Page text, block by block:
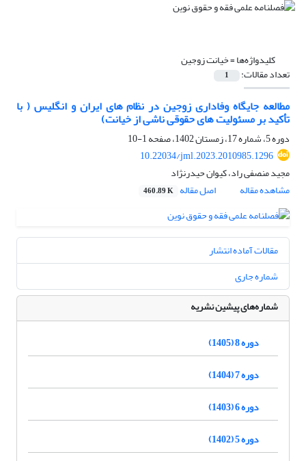
کلیدواژه‌ها =خیانت زوجین
تعداد مقالات: 1
مطالعه جایگاه وفاداری زوجین در نظام های ایران و انگلیس ( با
تأکید بر مسئولیت های حقوقی ناشی از خیانت)
دوره 5، شماره 17، زمستان 1402، صفحه
1-10
10.22034/jml.2023.2010985.1296
مجید منصفی راد، کیوان حیدرنژاد
مشاهده مقاله
اصل مقاله 460.89 K
مقالات آماده انتشار
شماره جاری
شماره‌های پیشین نشریه
دوره 8 (1405)
دوره 7 (1404)
دوره 6 (1403)
دوره 5 (1402)